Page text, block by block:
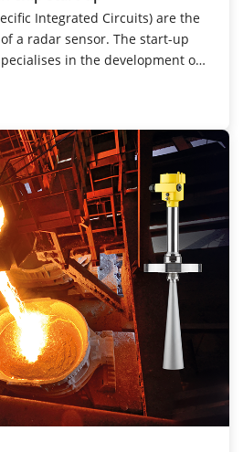
Integrated Circuits) are the
a radar sensor. The start-up
in the development of
– and VEGA Grieshaber KG